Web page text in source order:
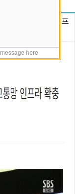
젝트… 교통망 인프